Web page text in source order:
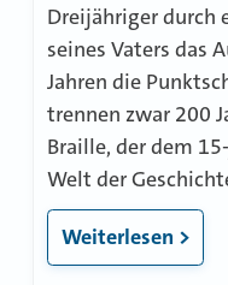
Dreijähriger durch
seines Vaters das
Jahren die
trennen zwar 200
Braille, der dem
Welt der
Weiterlesen >